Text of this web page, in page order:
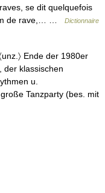
se dit quelquefois
de rave,… …
Dictionnaire
Ende der 1980er
der klassischen
u.
große Tanzparty (bes. mit